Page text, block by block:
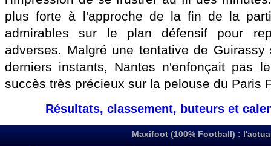
plus forte à l'approche de la fin de la
admirables sur le plan défensif pour
adverses. Malgré une tentative de
derniers instants, Nantes n'enfonçait pas
succès très précieux sur la pelouse du Paris
Résultats, classement, buteurs et
Maxifoot (100% Football) :